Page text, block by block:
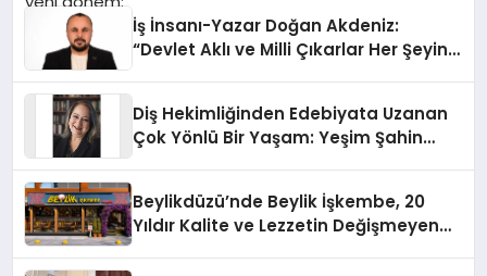
İş İnsanı-Yazar Doğan Akdeniz:
“Devlet Aklı ve Milli Çıkarlar Her Şeyin
Diş Hekimliğinden Edebiyata Uzanan
Çok Yönlü Bir Yaşam: Yeşim Şahin
Beylikdüzü’nde Beylik İşkembe, 20
Yıldır Kalite ve Lezzetin Değişmeyen